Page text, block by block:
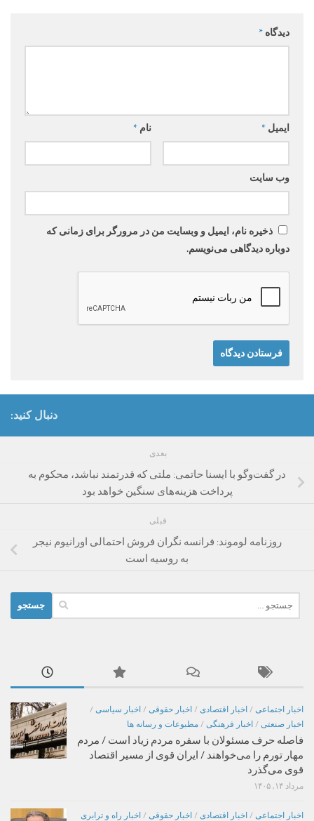
دیدگاه *
نام * ایمیل *
وب‌ سایت
ذخیره نام، ایمیل و وبسایت من در مرورگر برای زمانی که
دوباره دیدگاهی می‌نویسم.
دنبال کنید:
بعدی
در گفت‌وگو با ایسنا حاتمی: ملتی که قدرتمند نباشد، محکوم به
پرداخت هزینه‌های سنگین خواهد بود
قبلی
روزنامه لوموند: فرانسه نگران فروش احتمالی اورانیوم نیجر
به روسیه است
برای:
اخبار اجتماعی / اخبار اقتصادی / اخبار حقوقی / اخبار سیاسی /
اخبار صنعتی / اخبار فرهنگی / مطبوعات و رسانه ها
فاصله حرف مسئولان با سفره مردم زیاد است / مردم
مهار تورم را می‌خواهند / ایران قوی از مسیر اقتصاد
قوی می‌گذرد
مرداد ۱۴, ۱۴۰۵
اخبار اجتماعی / اخبار اقتصادی / اخبار حقوقی / اخبار راه و ترابری